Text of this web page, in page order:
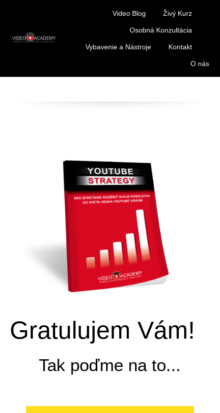
Video Blog Živý Kurz
Osobná Konzultácia
Vybavenie a Nástroje Kontakt
O nás
Gratulujem Vám!
Tak poďme na to...